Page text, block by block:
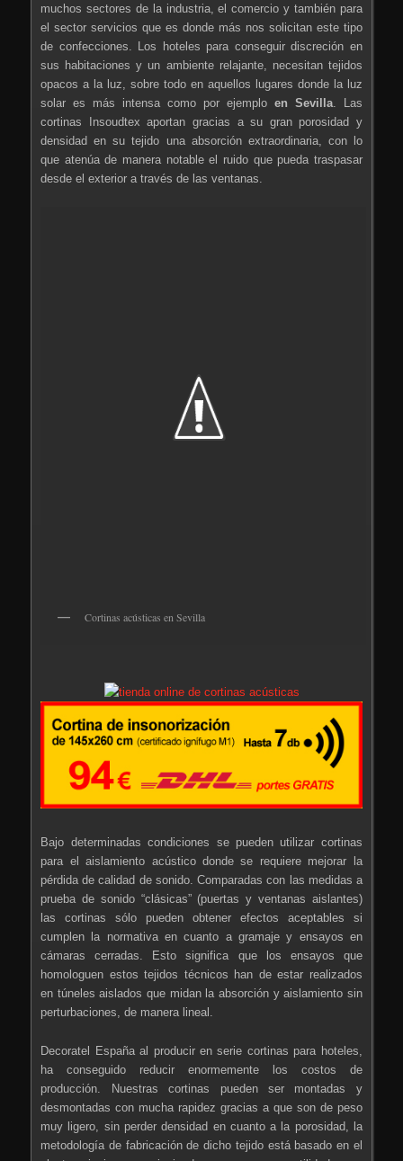
muchos sectores de la industria, el comercio y también para
el sector servicios que es donde más nos solicitan este tipo
de confecciones. Los hoteles para conseguir discreción en
sus habitaciones y un ambiente relajante, necesitan tejidos
opacos a la luz, sobre todo en aquellos lugares donde la luz
solar es más intensa como por ejemplo en Sevilla. Las
cortinas Insoudtex aportan gracias a su gran porosidad y
densidad en su tejido una absorción extraordinaria, con lo
que atenúa de manera notable el ruido que pueda traspasar
desde el exterior a través de las ventanas.
Cortinas acústicas en Sevilla
Bajo determinadas condiciones se pueden utilizar cortinas
para el aislamiento acústico donde se requiere mejorar la
pérdida de calidad de sonido. Comparadas con las medidas a
prueba de sonido “clásicas” (puertas y ventanas aislantes)
las cortinas sólo pueden obtener efectos aceptables si
cumplen la normativa en cuanto a gramaje y ensayos en
cámaras cerradas. Esto significa que los ensayos que
homologuen estos tejidos técnicos han de estar realizados
en túneles aislados que midan la absorción y aislamiento sin
perturbaciones, de manera lineal.
Decoratel España al producir en serie cortinas para hoteles,
ha conseguido reducir enormemente los costos de
producción. Nuestras cortinas pueden ser montadas y
desmontadas con mucha rapidez gracias a que son de peso
muy ligero, sin perder densidad en cuanto a la porosidad, la
metodología de fabricación de dicho tejido está basado en el